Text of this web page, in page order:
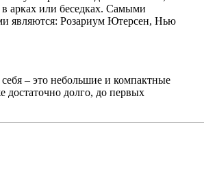
арках или беседках. Самыми
являются: Розариум Ютерсен, Нью
– это небольшие и компактные
достаточно долго, до первых